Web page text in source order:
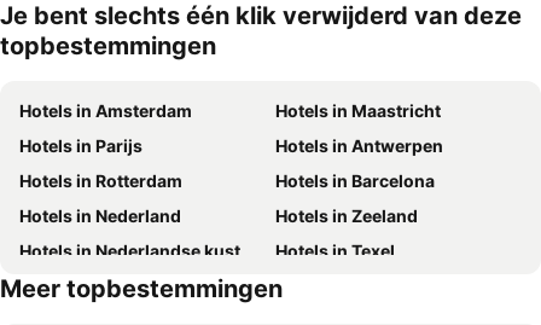
Je bent slechts één klik verwijderd van deze
topbestemmingen
Hotels in Amsterdam
Hotels in Maastricht
Hotels in Parijs
Hotels in Antwerpen
Hotels in Rotterdam
Hotels in Barcelona
Hotels in Nederland
Hotels in Zeeland
Hotels in Nederlandse kust
Hotels in Texel
Hotels in Ibiza
Hotels in Mallorca
Meer topbestemmingen